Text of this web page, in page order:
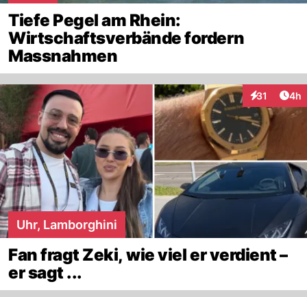
Tiefe Pegel am Rhein:
Wirtschaftsverbände fordern
Massnahmen
31
Interaktionen
4h
Uhr, Lamborghini
Fan fragt Zeki, wie viel er verdient –
er sagt ...